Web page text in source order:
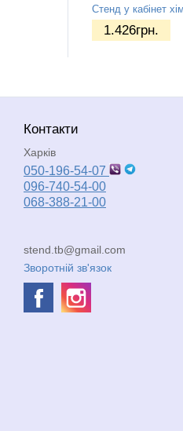
Стенд у кабінет
1.426грн.
Контакти
Харків
050-196-54-07
096-740-54-00
068-388-21-00
stend.tb@gmail.com
Зворотній зв'язок